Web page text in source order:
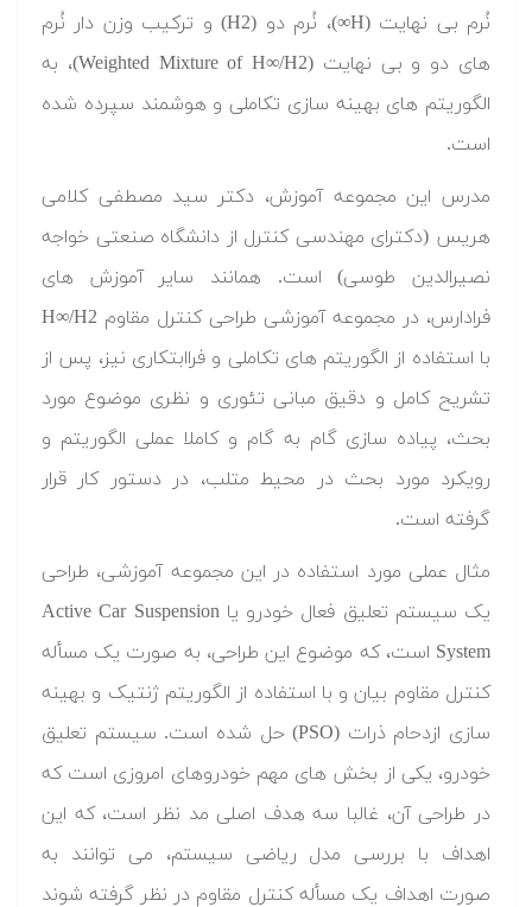
نُرم بی نهایت (H∞)، نُرم دو (H2) و ترکیب وزن دار نُرم
های دو و بی نهایت (Weighted Mixture of H∞/H2)، به
الگوریتم های بهینه سازی تکاملی و هوشمند سپرده شده
است.
مدرس این مجموعه آموزش، دکتر سید مصطفی کلامی
هریس (دکترای مهندسی کنترل از دانشگاه صنعتی خواجه
نصیرالدین طوسی) است. همانند سایر آموزش های
فرادارس، در مجموعه آموزشی طراحی کنترل مقاوم H∞/H2
با استفاده از الگوریتم های تکاملی و فراابتکاری نیز، پس از
تشریح کامل و دقیق مبانی تئوری و نظری موضوع مورد
بحث، پیاده سازی گام به گام و کاملا عملی الگوریتم و
رویکرد مورد بحث در محیط متلب، در دستور کار قرار
گرفته است.
مثال عملی مورد استفاده در این مجموعه آموزشی، طراحی
یک سیستم تعلیق فعال خودرو یا Active Car Suspension
System است، که موضوع این طراحی، به صورت یک مسأله
کنترل مقاوم بیان و با استفاده از الگوریتم ژنتیک و بهینه
سازی ازدحام ذرات (PSO) حل شده است. سیستم تعلیق
خودرو، یکی از بخش های مهم خودروهای امروزی است که
در طراحی آن، غالبا سه هدف اصلی مد نظر است، که این
اهداف با بررسی مدل ریاضی سیستم، می توانند به
صورت اهداف یک مسأله کنترل مقاوم در نظر گرفته شوند